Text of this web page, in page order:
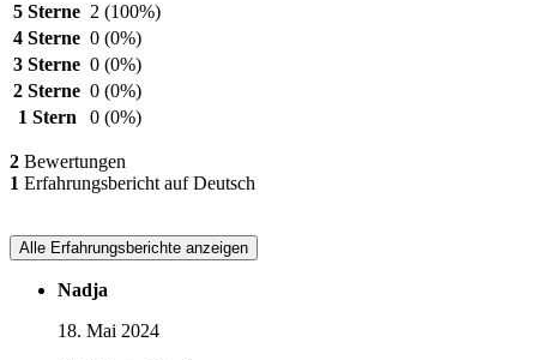
5 Sterne 2 (100%)
4 Sterne 0 (0%)
3 Sterne 0 (0%)
2 Sterne 0 (0%)
1 Stern
0 (0%)
2 Bewertungen
1 Erfahrungsbericht auf Deutsch
Alle Erfahrungsberichte anzeigen
Nadja
18. Mai 2024